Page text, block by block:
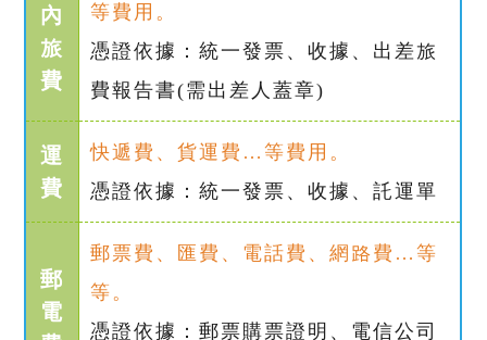
內
旅
費
等費用。
憑證依據：統一發票、收據、出差旅
費報告書(需出差人蓋章)
運
費
快遞費、貨運費…等費用。
憑證依據：統一發票、收據、託運單
郵
電
郵票費、匯費、電話費、網路費…等
等。
憑證依據：郵票購票證明、電信公司